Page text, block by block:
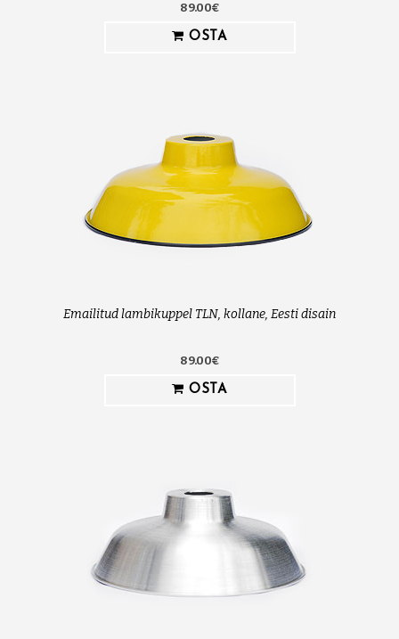
89.00€
OSTA
Emailitud lambikuppel TLN, kollane, Eesti disain
89.00€
OSTA